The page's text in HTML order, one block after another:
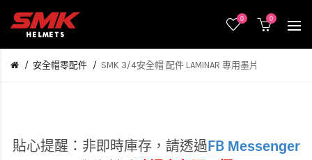
0 0
安全帽零配件 SMK 3/4安全帽 配件 LAMINAR 專用墨片
貼心提醒：非即時庫存， 請透過 FB Messenger